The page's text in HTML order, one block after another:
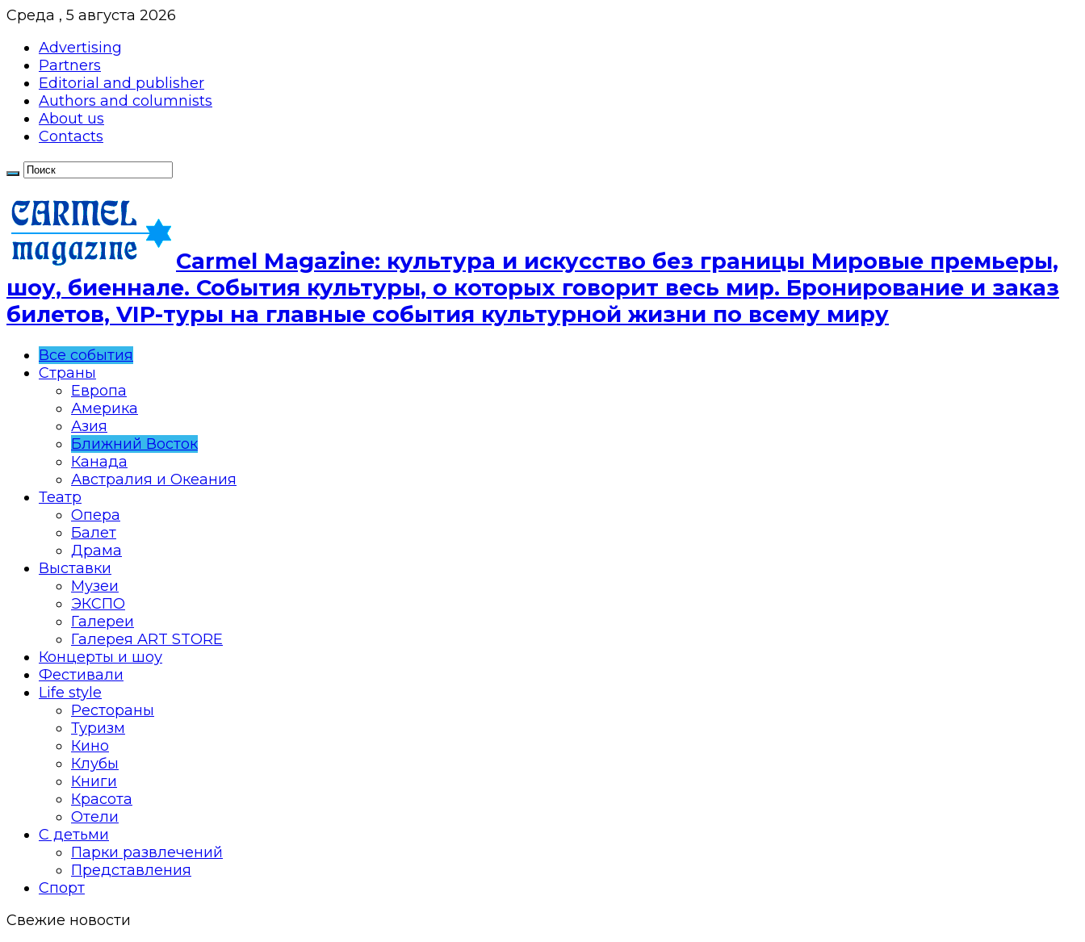
Среда , 5 августа 2026
Advertising
Partners
Editorial and publisher
Authors and columnists
About us
Contacts
Сarmel Magazine: культура и искусство без границы Мировые премьеры,
шоу, биеннале. События культуры, о которых говорит весь мир. Бронирование и заказ
билетов, VIP-туры на главные события культурной жизни по всему миру
Все события
Страны
Европа
Америка
Азия
Ближний Восток
Канада
Австралия и Океания
Театр
Опера
Балет
Драма
Выставки
Музеи
ЭКСПО
Галереи
Галерея ART STORE
Концерты и шоу
Фестивали
Life style
Рестораны
Туризм
Кино
Клубы
Книги
Красота
Отели
С детьми
Парки развлечений
Представления
Спорт
Свежие новости